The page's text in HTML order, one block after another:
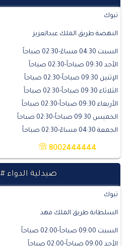
تبوك
النهضة طريق الملك عبدالعزيز
السبت 04:30 مساءً-02:30 صباحاً
الأحد 09:30 صباحاً-02:30 صباحاً
الإثنين 09:30 صباحاً-02:30 صباحاً
الثلاثاء 09:30 صباحاً-02:30 صباحاً
الأربعاء 09:30 صباحاً-02:30 صباحاً
الخميس 09:30 صباحاً-02:30 صباحاً
الجمعة 04:30 مساءً-02:30 صباحاً
8002444444
صيدلية الدواء #476
تبوك
السلطانة طريق الملك فهد
السبت 09:00 صباحاً-02:00 صباحاً
الأحد 09:00 صباحاً-02:00 صباحاً